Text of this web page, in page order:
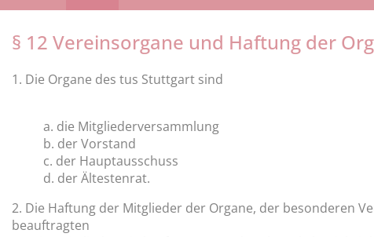
§ 12 Vereinsorgane und Haftung der
1. Die Organe des tus Stuttgart sind
a. die Mitgliederversammlung
b. der Vorstand
c. der Hauptausschuss
d. der Ältestenrat.
2. Die Haftung der Mitglieder der Organe, der besonderen
beauftragten